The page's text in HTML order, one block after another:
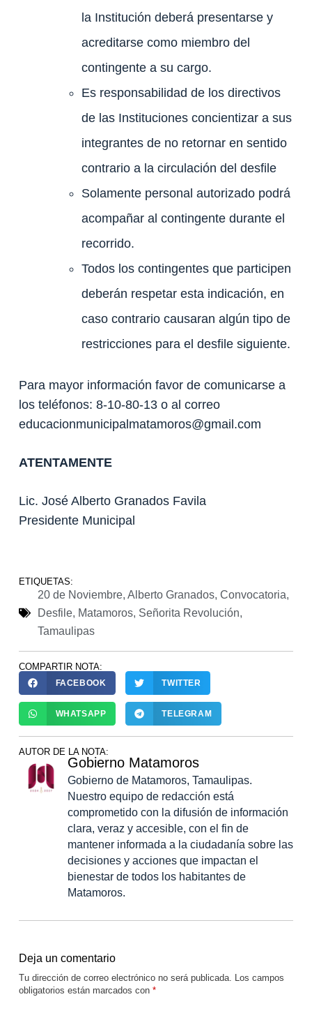
la Institución deberá presentarse y
acreditarse como miembro del
contingente a su cargo.
Es responsabilidad de los directivos
de las Instituciones concientizar a sus
integrantes de no retornar en sentido
contrario a la circulación del desfile
Solamente personal autorizado podrá
acompañar al contingente durante el
recorrido.
Todos los contingentes que participen
deberán respetar esta indicación, en
caso contrario causaran algún tipo de
restricciones para el desfile siguiente.
Para mayor información favor de comunicarse a
los teléfonos: 8-10-80-13 o al correo
educacionmunicipalmatamoros@gmail.com
ATENTAMENTE
Lic. José Alberto Granados Favila
Presidente Municipal
ETIQUETAS:
20 de Noviembre, Alberto Granados, Convocatoria,
Desfile, Matamoros, Señorita Revolución,
Tamaulipas
COMPARTIR NOTA:
FACEBOOK TWITTER
WHATSAPP TELEGRAM
AUTOR DE LA NOTA:
Gobierno Matamoros
Gobierno de Matamoros, Tamaulipas.
Nuestro equipo de redacción está
comprometido con la difusión de información
clara, veraz y accesible, con el fin de
mantener informada a la ciudadanía sobre las
decisiones y acciones que impactan el
bienestar de todos los habitantes de
Matamoros.
Deja un comentario
Tu dirección de correo electrónico no será publicada.
Los campos
obligatorios están marcados con *